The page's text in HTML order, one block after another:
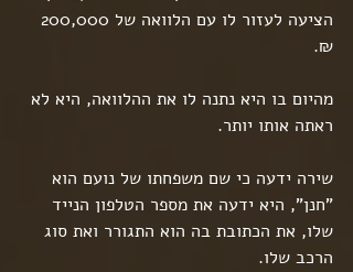
₪.
מהיום בו היא נתנה לו את ההלוואה, היא לא
ראתה אותו יותר.
שירה ידעה כי שם משפחתו של נועם הוא
"חנן", היא ידעה את מספר הטלפון הנייד
שלו, את הכתובת בה הוא התגורר ואת סוג
הרכב שלו.